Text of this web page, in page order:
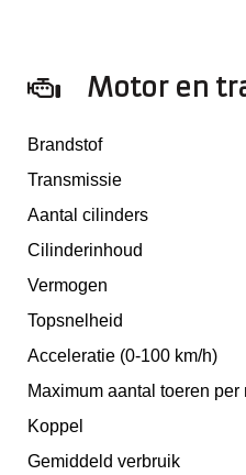
Motor en
Brandstof
Transmissie
Aantal cilinders
Cilinderinhoud
Vermogen
Topsnelheid
Acceleratie (0-100 km/h)
Maximum aantal toeren per
Koppel
Gemiddeld verbruik